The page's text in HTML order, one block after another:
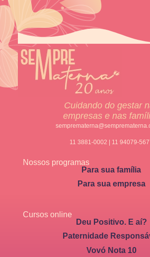
Cuidando do gestar
empresas e nas
11 3881-0002 | 11 94079-
Nossos programas
Para sua família
Para sua empresa
Cursos online
Deu Positivo. E aí?
Paternidade
Vovó Nota 10